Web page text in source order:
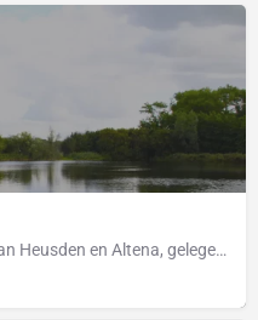
Het Duylmeer vind je in het Land van Heusden en Altena, gelegen in het plaatsje Almkerk, provincie Noord…